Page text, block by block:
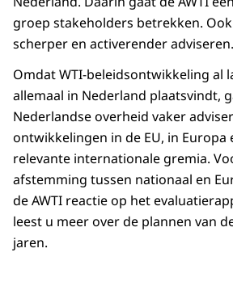
groep stakeholders betrekken. Ook
scherper en activerender adviseren.
Omdat WTI-beleidsontwikkeling al
allemaal in Nederland plaatsvindt,
Nederlandse overheid vaker
ontwikkelingen in de EU, in Europa
relevante internationale gremia.
afstemming tussen nationaal en
de AWTI reactie op het
leest u meer over de plannen van
jaren.